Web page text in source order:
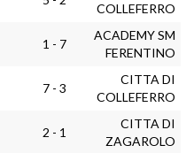
COLLEFERRO
1 - 7
ACADEMY SM
FERENTINO
7 - 3
CITTA DI
COLLEFERRO
2 - 1
CITTA DI
ZAGAROLO